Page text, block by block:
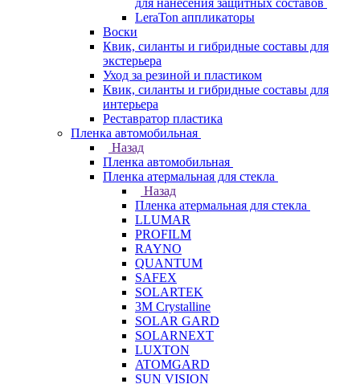
для нанесения защитных составов
LeraTon аппликаторы
Воски
Квик, силанты и гибридные составы для
экстерьера
Уход за резиной и пластиком
Квик, силанты и гибридные составы для
интерьера
Реставратор пластика
Пленка автомобильная
Назад
Пленка автомобильная
Пленка атермальная для стекла
Назад
Пленка атермальная для стекла
LLUMAR
PROFILM
RAYNO
QUANTUM
SAFEX
SOLARTEK
3M Crystalline
SOLAR GARD
SOLARNEXT
LUXTON
ATOMGARD
SUN VISION